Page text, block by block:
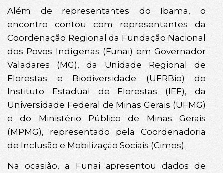
Além de representantes do Ibama, o
encontro contou com representantes da
Coordenação Regional da Fundação Nacional
dos Povos Indígenas (Funai) em Governador
Valadares (MG), da Unidade Regional de
Florestas e Biodiversidade (UFRBio) do
Instituto Estadual de Florestas (IEF), da
Universidade Federal de Minas Gerais (UFMG)
e do Ministério Público de Minas Gerais
(MPMG), representado pela Coordenadoria
de Inclusão e Mobilização Sociais (Cimos).
Na ocasião, a Funai apresentou dados de